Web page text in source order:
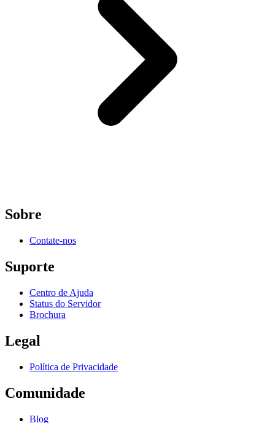
Sobre
Contate-nos
Suporte
Centro de Ajuda
Status do Servidor
Brochura
Legal
Política de Privacidade
Comunidade
Blog